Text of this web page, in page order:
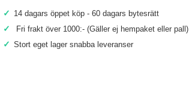
✓ 14 dagars öppet köp - 60 dagars bytesrätt
✓ Fri frakt över 1000:- (Gäller ej hempaket eller pall)
✓ Stort eget lager snabba leveranser